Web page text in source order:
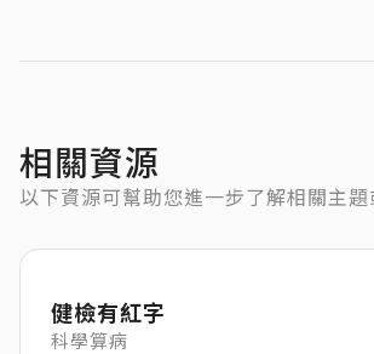
相關資源
以下資源可幫助您進一步了解相關主
健檢有紅字
科學算病